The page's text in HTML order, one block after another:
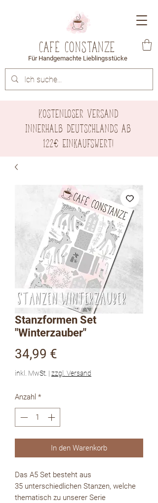
Café Constanze
Für Handgemachte Lieblingsstücke
Kostenloser Versand
innerhalb Deutschlands ab
122€ Einkaufswert!
Stanzformen Set
"Winterzauber"
34,99 €
inkl. MwSt. | zzgl. Versand
Anzahl *
In den Warenkorb
Das A5 Set besteht aus
35 unterschiedlichen Stanzen, welche
thematisch zu unserer Serie